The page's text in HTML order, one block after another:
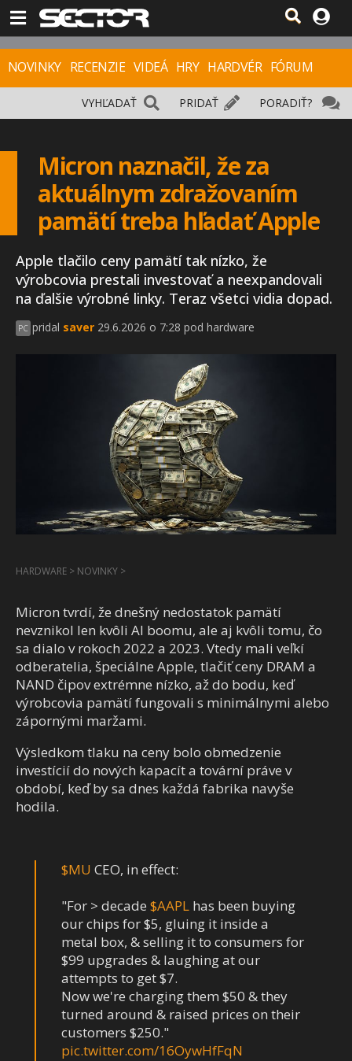
NOVINKY RECENZIE VIDEÁ HRY HARDVÉR FÓRUM
PORADIŤ?
PRIDAŤ
VYHĽADAŤ
Micron naznačil, že za
aktuálnym zdražovaním
pamätí treba hľadať Apple
Apple tlačilo ceny pamätí tak nízko, že
výrobcovia prestali investovať a neexpandovali
na ďalšie výrobné linky. Teraz všetci vidia dopad.
PC pridal saver 29.6.2026 o 7:28 pod hardware
HARDWARE > NOVINKY >
Micron tvrdí, že dnešný nedostatok pamätí
nevznikol len kvôli AI boomu, ale aj kvôli tomu, čo
sa dialo v rokoch 2022 a 2023. Vtedy mali veľkí
odberatelia, špeciálne Apple, tlačiť ceny DRAM a
NAND čipov extrémne nízko, až do bodu, keď
výrobcovia pamätí fungovali s minimálnymi alebo
zápornými maržami.
Výsledkom tlaku na ceny bolo obmedzenie
investícií do nových kapacít a tovární práve v
období, keď by sa dnes každá fabrika navyše
hodila.
$MU CEO, in effect:
"For > decade $AAPL has been buying
our chips for $5, gluing it inside a
metal box, & selling it to consumers for
$99 upgrades & laughing at our
attempts to get $7.
Now we're charging them $50 & they
turned around & raised prices on their
customers $250."
pic.twitter.com/16OywHfFqN